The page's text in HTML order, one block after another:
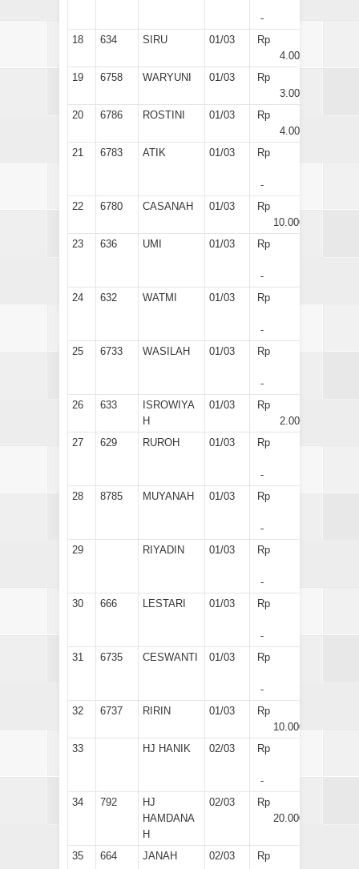
-
18
634 SIRU 01/03
Rp
4.000
19
6758 WARYUNI 01/03
Rp
3.000
20
6786 ROSTINI 01/03
Rp
4.000
21
6783 ATIK 01/03 Rp
-
22
6780 CASANAH 01/03
Rp
10.000
23
636 UMI 01/03 Rp
-
24
632 WATMI 01/03 Rp
-
25
6733 WASILAH 01/03 Rp
-
26
633
ISROWIYA
H
01/03
Rp
2.000
27
629 RUROH 01/03 Rp
-
28
8785 MUYANAH 01/03 Rp
-
29
RIYADIN 01/03 Rp
-
30
666 LESTARI 01/03 Rp
-
31
6735 CESWANTI 01/03 Rp
-
32
6737 RIRIN 01/03
Rp
10.000
33
HJ HANIK 02/03 Rp
-
34
792
HJ
HAMDANA
H
02/03
Rp
20.000
35 664 JANAH 02/03 Rp